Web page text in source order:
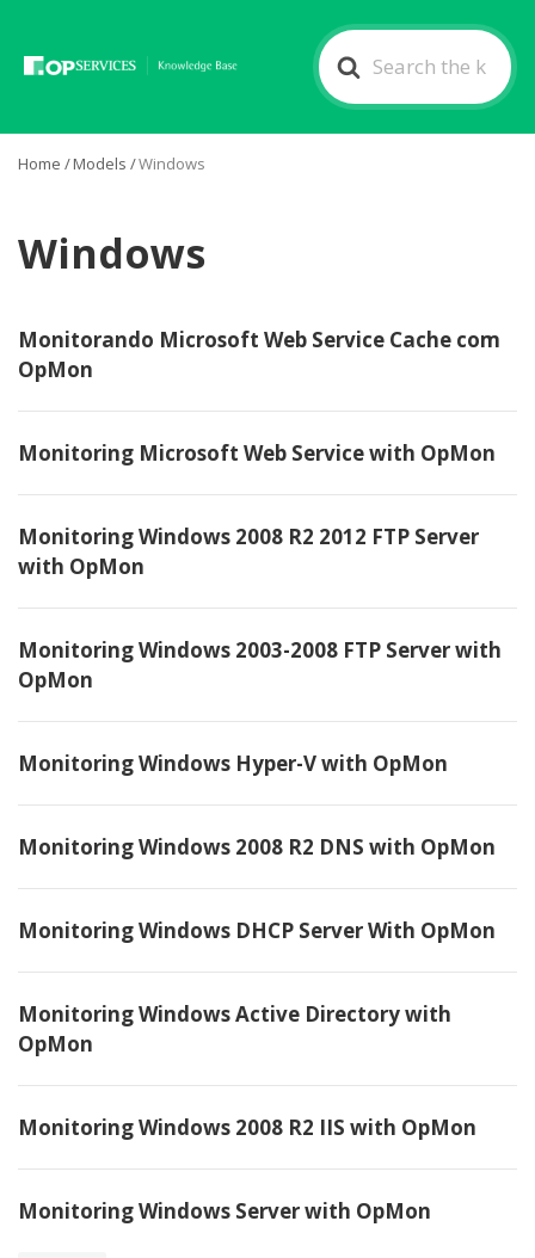
Search
For
Home /Models /Windows
Windows
Monitorando Microsoft Web Service Cache com
OpMon
Monitoring Microsoft Web Service with OpMon
Monitoring Windows 2008 R2 2012 FTP Server
with OpMon
Monitoring Windows 2003-2008 FTP Server with
OpMon
Monitoring Windows Hyper-V with OpMon
Monitoring Windows 2008 R2 DNS with OpMon
Monitoring Windows DHCP Server With OpMon
Monitoring Windows Active Directory with
OpMon
Monitoring Windows 2008 R2 IIS with OpMon
Monitoring Windows Server with OpMon